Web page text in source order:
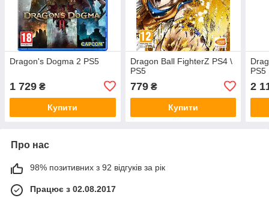
Dragon's Dogma 2 PS5
1 729 ₴
Купити
Dragon Ball FighterZ PS4 \
PS5
779₴
Купити
PS5
2
Про нас
98% позитивних з 92 відгуків за рік
Працює з 02.08.2017